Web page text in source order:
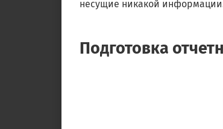
несущие никакой
Подготовка